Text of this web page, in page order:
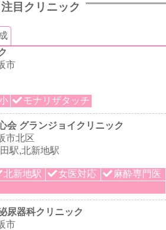
注目クリニック
市
モナリザタッチ
会 グランジョイクリニック
市北区
駅,北新地駅
北新地駅 女医対応
麻酔専門医
尿器科クリニック
市